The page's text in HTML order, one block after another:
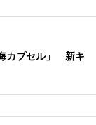
カプセル」 新キ